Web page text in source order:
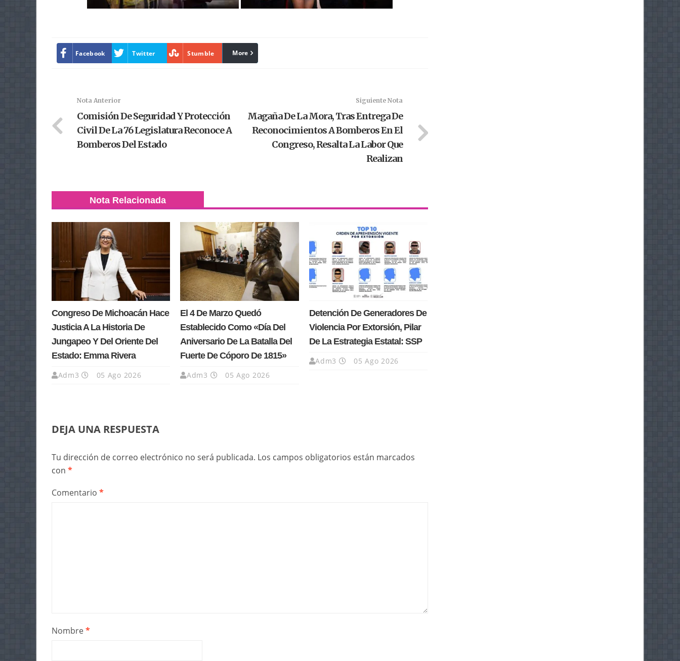
Facebook Twitter Stumble linkedin
More
Nota Anterior
Comisión De Seguridad Y Protección
Civil De La 76 Legislatura Reconoce A
Bomberos Del Estado
Siguiente Nota
Magaña De La Mora, Tras Entrega De
Reconocimientos A Bomberos En El
Congreso, Resalta La Labor Que
Realizan
Nota Relacionada
Congreso De Michoacán Hace
Justicia A La Historia De
Jungapeo Y Del Oriente Del
Estado: Emma Rivera
Adm3 05 Ago 2026
El 4 De Marzo Quedó
Establecido Como «Día Del
Aniversario De La Batalla Del
Fuerte De Cóporo De 1815»
Adm3 05 Ago 2026
Detención De Generadores De
Violencia Por Extorsión, Pilar
De La Estrategia Estatal: SSP
Adm3 05 Ago 2026
DEJA UNA RESPUESTA
Tu dirección de correo electrónico no será publicada. Los campos obligatorios están marcados
con *
Comentario *
Nombre*